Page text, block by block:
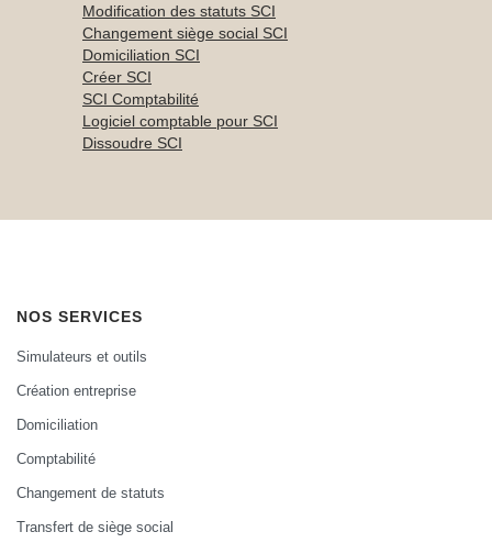
Modification des statuts SCI
Changement siège social SCI
Domiciliation SCI
Créer SCI
SCI Comptabilité
Logiciel comptable pour SCI
Dissoudre SCI
NOS SERVICES
Simulateurs et outils
Création entreprise
Domiciliation
Comptabilité
Changement de statuts
Transfert de siège social